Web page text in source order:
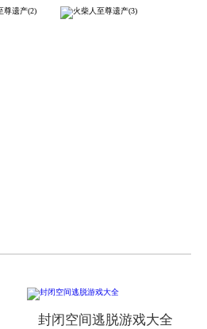
封闭空间逃脱游戏大全